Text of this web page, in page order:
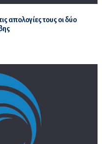
απολογίες τους οι δύο